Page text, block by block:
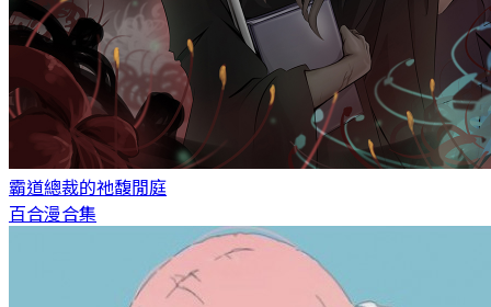
霸道總裁的祂馥閒庭
百合漫合集